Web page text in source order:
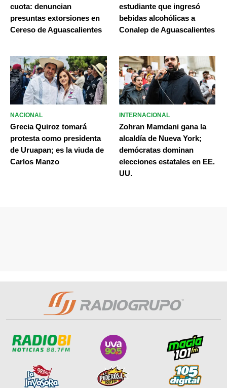
cuota: denuncian
presuntas extorsiones en
Cereso de Aguascalientes
estudiante que ingresó
bebidas alcohólicas a
Conalep de Aguascalientes
NACIONAL
Grecia Quiroz tomará
protesta como presidenta
de Uruapan; es la viuda de
Carlos Manzo
INTERNACIONAL
Zohran Mamdani gana la
alcaldía de Nueva York;
demócratas dominan
elecciones estatales en EE.
UU.